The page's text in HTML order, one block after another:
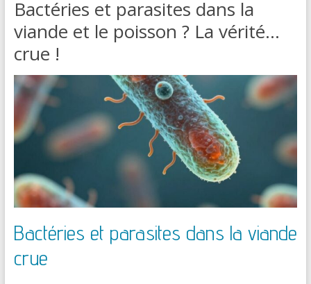
Bactéries et parasites dans la
viande et le poisson ? La vérité…
crue !
Bactéries et parasites dans la viande
crue